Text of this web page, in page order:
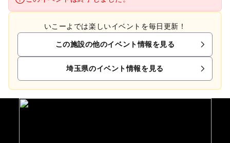
いこーよでは楽しいイベントを毎日更新！
この施設の他のイベント情報を見る
埼玉県のイベント情報を見る